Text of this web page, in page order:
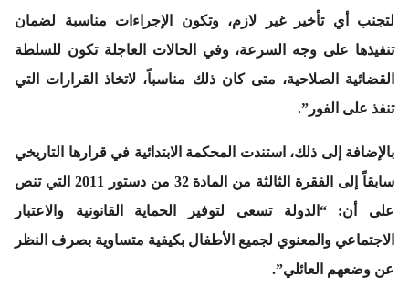
لتجنب أي تأخير غير لازم، وتكون الإجراءات مناسبة لضمان
تنفيذها على وجه السرعة، وفي الحالات العاجلة تكون للسلطة
القضائية الصلاحية، متى كان ذلك مناسباً، لاتخاذ القرارات التي
تنفذ على الفور”.
بالإضافة إلى ذلك، استندت المحكمة الابتدائية في قرارها التاريخي
سابقاً إلى الفقرة الثالثة من المادة 32 من دستور 2011 التي تنص
على أن: “الدولة تسعى لتوفير الحماية القانونية والاعتبار
الاجتماعي والمعنوي لجميع الأطفال بكيفية متساوية بصرف النظر
عن وضعهم العائلي”.